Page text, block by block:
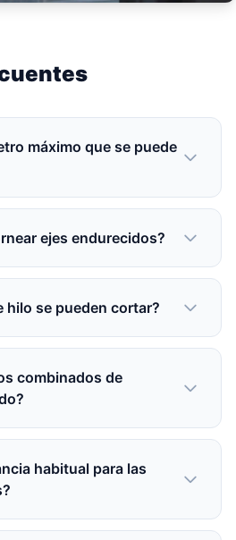
máximo que se puede
ejes endurecidos?
hilo se pueden cortar?
combinados de
habitual para las